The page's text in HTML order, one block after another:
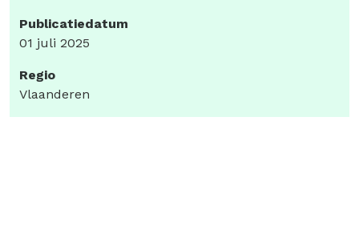
Publicatiedatum
01 juli 2025
Regio
Vlaanderen